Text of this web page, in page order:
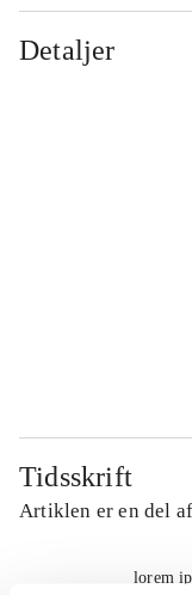
Detaljer
Tidsskrift
Artiklen er en del af
lorem